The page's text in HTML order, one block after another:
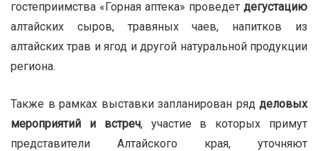
гостеприимства «Горная аптека» проведет дегустацию
алтайских сыров, травяных чаев, напитков из
алтайских трав и ягод и другой натуральной продукции
региона.
Также в рамках выставки запланирован ряд деловых
мероприятий и встреч, участие в которых примут
представители Алтайского края, уточняют